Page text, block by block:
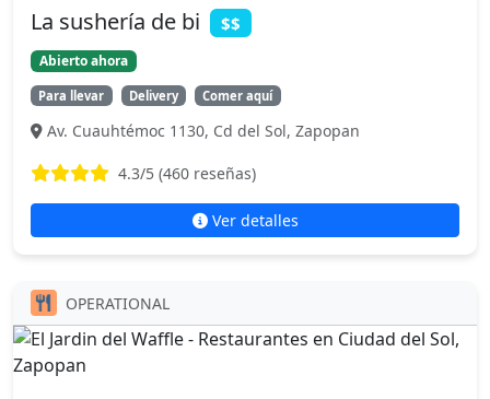
La sushería de bi $$
Abierto ahora
Para llevar Delivery Comer aquí
Av. Cuauhtémoc 1130, Cd del Sol, Zapopan
4.3/5 (460 reseñas)
Ver detalles
OPERATIONAL